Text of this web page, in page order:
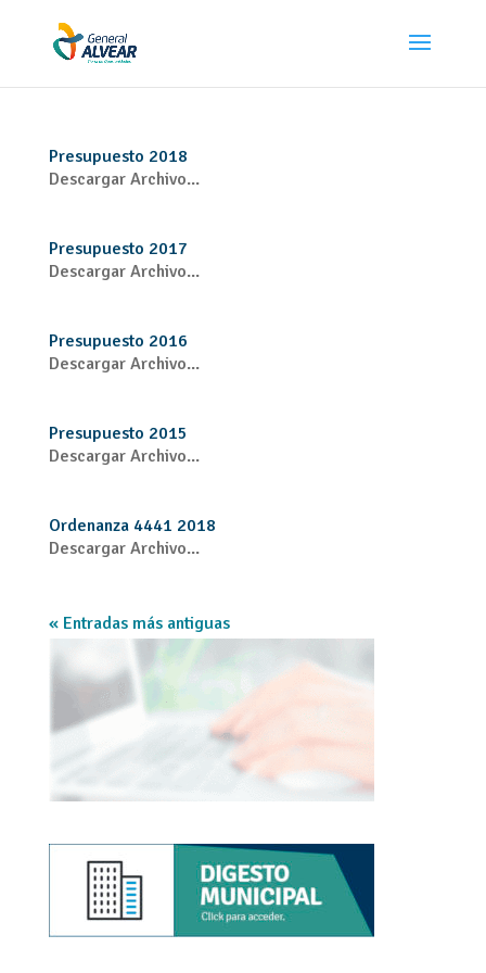
Presupuesto 2018
Descargar Archivo...
Presupuesto 2017
Descargar Archivo...
Presupuesto 2016
Descargar Archivo...
Presupuesto 2015
Descargar Archivo...
Ordenanza 4441 2018
Descargar Archivo...
« Entradas más antiguas